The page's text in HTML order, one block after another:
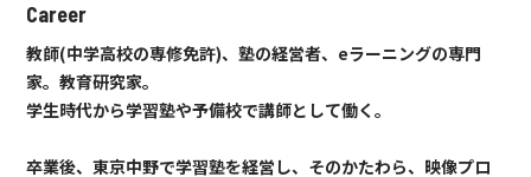
Career
教師(中学高校の専修免許)、塾の経営者、eラーニングの専門
家。教育研究家。
学生時代から学習塾や予備校で講師として働く。
卒業後、東京中野で学習塾を経営し、そのかたわら、映像プロ